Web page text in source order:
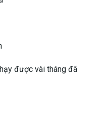
được vài tháng đã